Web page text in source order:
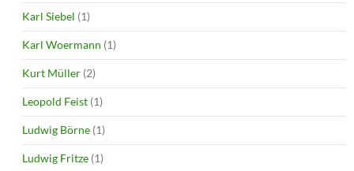
Karl Siebel (1)
Karl Woermann (1)
Kurt Müller (2)
Leopold Feist (1)
Ludwig Börne (1)
Ludwig Fritze (1)